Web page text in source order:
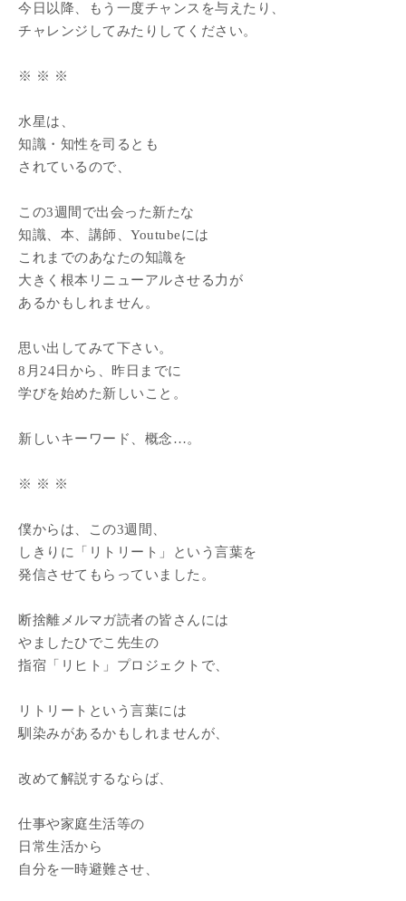
今日以降、もう一度チャンスを与えたり、
チャレンジしてみたりしてください。
※ ※ ※
水星は、
知識・知性を司るとも
されているので、
この3週間で出会った新たな
知識、本、講師、Youtubeには
これまでのあなたの知識を
大きく根本リニューアルさせる力が
あるかもしれません。
思い出してみて下さい。
8月24日から、昨日までに
学びを始めた新しいこと。
新しいキーワード、概念…。
※ ※ ※
僕からは、この3週間、
しきりに「リトリート」という言葉を
発信させてもらっていました。
断捨離メルマガ読者の皆さんには
やましたひでこ先生の
指宿「リヒト」プロジェクトで、
リトリートという言葉には
馴染みがあるかもしれませんが、
改めて解説するならば、
仕事や家庭生活等の
日常生活から
自分を一時避難させ、